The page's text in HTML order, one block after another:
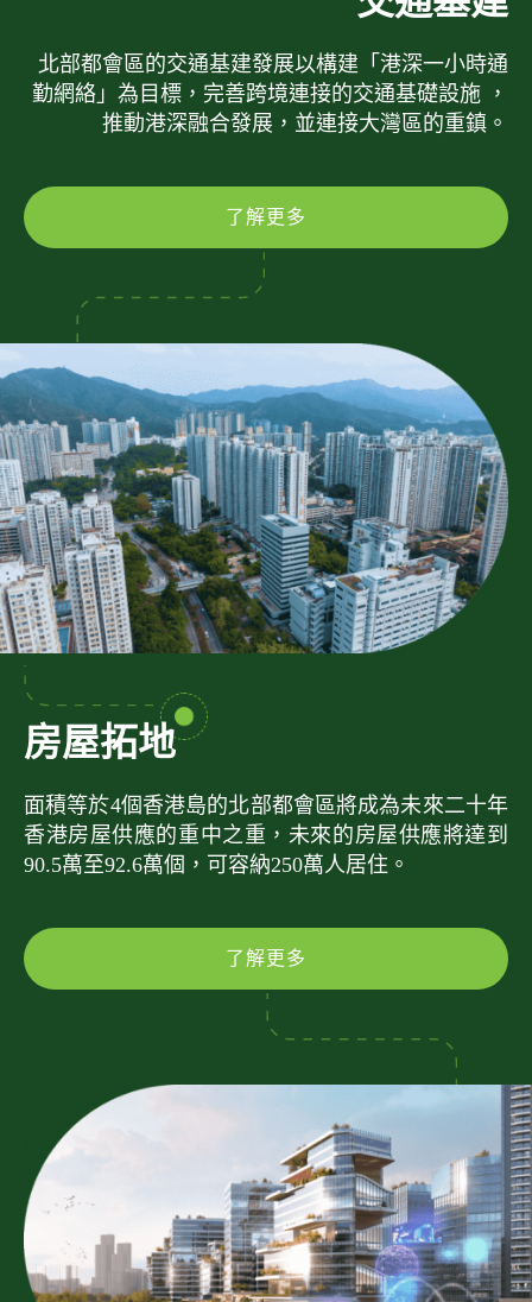
北部都會區的交通基建發展以構建「港深一小時通
勤網絡」為目標，完善跨境連接的交通基礎設施 ，
推動港深融合發展，並連接大灣區的重鎮。
了解更多
房屋拓地
面積等於4個香港島的北部都會區將成為未來二十年
香港房屋供應的重中之重，未來的房屋供應將達到
90.5萬至92.6萬個，可容納250萬人居住。
了解更多